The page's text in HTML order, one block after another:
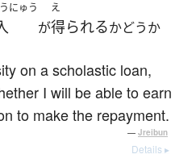
にゅう
が
え
得られるかどうか
on a scholastic loan,
I will be able to earn
to make the repayment.
— Jreibun
Details ▸